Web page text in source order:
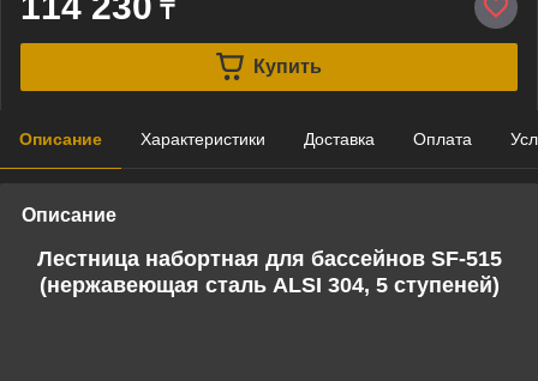
₸
Купить
Описание Характеристики Доставка Оплата
Описание
Лестница набортная для бассейнов SF-515
(нержавеющая сталь ALSI 304, 5 ступеней)